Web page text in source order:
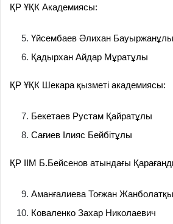
ҚР ҰҚК Академиясы:
Үйсембаев Әлихан Бауыржанұлы
Қадырхан Айдар Мұратұлы
ҚР ҰҚК Шекара қызметі академиясы:
Бекетаев Рустам Қайратұлы
Сағиев Ілияс Бейбітұлы
ҚР ІІМ Б.Бейсенов атындағы
Аманғалиева Тоғжан
Коваленко Захар Николаевич